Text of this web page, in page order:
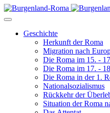
Geschichte
Herkunft der Roma
Migration nach
Die Roma im 15. -
Die Roma im 17. -
Die Roma in der 1.
Nationalsozialismus
Rückkehr der
Situation der Roma